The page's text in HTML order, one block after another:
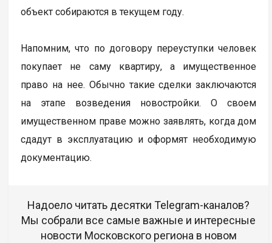
объект собираются в текущем году.
Напомним, что по договору переуступки человек
покупает не саму квартиру, а имущественное
право на нее. Обычно такие сделки заключаются
на этапе возведения новостройки. О своем
имущественном праве можно заявлять, когда дом
сдадут в эксплуатацию и оформят необходимую
документацию.
Надоело читать десятки Telegram-каналов?
Мы собрали все самые важные и интересные
новости Московского региона в новом